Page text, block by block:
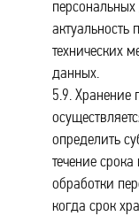
технических
данных.
5.9. Хранение
определить
течение
обработки
когда срок